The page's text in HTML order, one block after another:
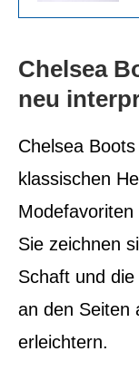
Chelsea
neu
Chelsea
klassischen
Sie zeichnen
Schaft und
an den Seiten
erleichtern.